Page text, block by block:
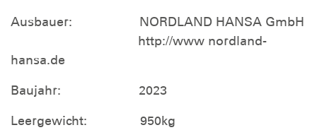
Ausbauer: NORDLAND HANSA GmbH
http://www nordland-
hansa.de
Baujahr: 2023
Leergewicht: 950kg